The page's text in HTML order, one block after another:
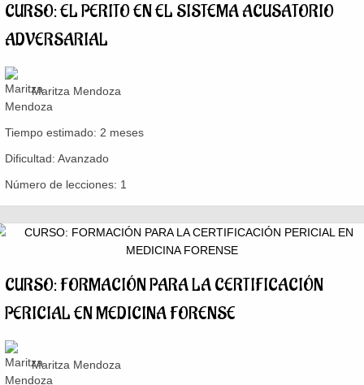
CURSO: EL PERITO EN EL SISTEMA ACUSATORIO
ADVERSARIAL
Maritza Mendoza
Tiempo estimado: 2 meses
Dificultad: Avanzado
Número de lecciones: 1
CURSO: FORMACIÓN PARA LA CERTIFICACIÓN
PERICIAL EN MEDICINA FORENSE
Maritza Mendoza